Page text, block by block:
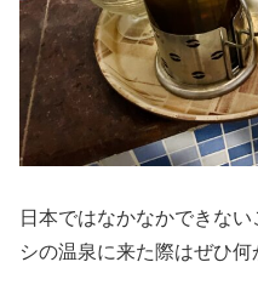
日本ではなかなかできな
シの温泉に来た際はぜひ何